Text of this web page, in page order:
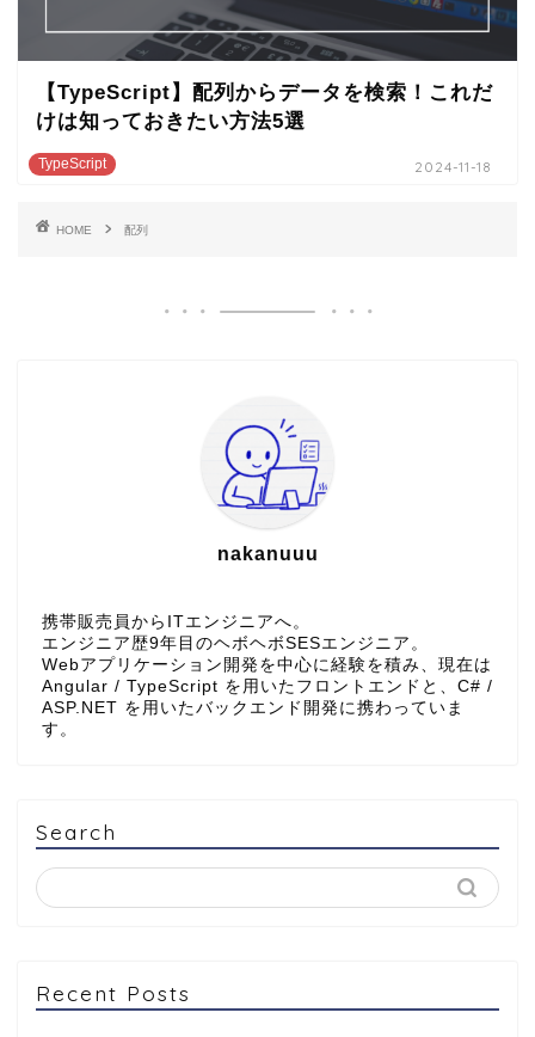
TypeScript
【TypeScript】配列からデータを検索！これだ
けは知っておきたい方法5選
2024-11-18
HOME 配列
nakanuuu
携帯販売員からITエンジニアへ。
エンジニア歴9年目のヘボヘボSESエンジニア。
Webアプリケーション開発を中心に経験を積み、現在は
Angular / TypeScript を用いたフロントエンドと、C# /
ASP.NET を用いたバックエンド開発に携わっていま
す。
Search
Recent Posts